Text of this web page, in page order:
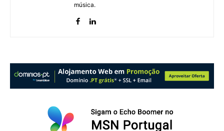
música.